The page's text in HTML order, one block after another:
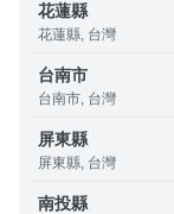
花蓮縣
花蓮縣, 台灣
台南市
台南市, 台灣
屏東縣
屏東縣, 台灣
南投縣